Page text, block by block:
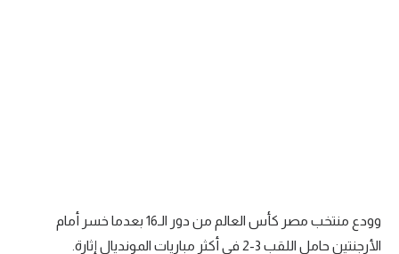
سعودي في الجول
وودع منتخب مصر كأس العالم من دور الـ16 بعدما خسر أمام
الأرجنتين حامل اللقب 3-2 في أكثر مباريات المونديال إثارة.